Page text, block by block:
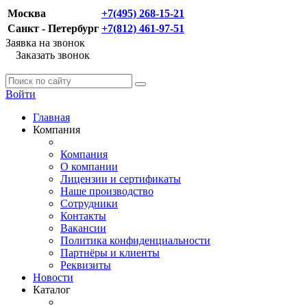
Москва
+7(495) 268-15-21
Санкт - Петербург +7(812) 461-97-51
Заявка на звонок
Заказать звонок
Войти
Главная
Компания
Компания
О компании
Лицензии и сертификаты
Наше производство
Сотрудники
Контакты
Вакансии
Политика конфиденциальности
Партнёры и клиенты
Реквизиты
Новости
Каталог